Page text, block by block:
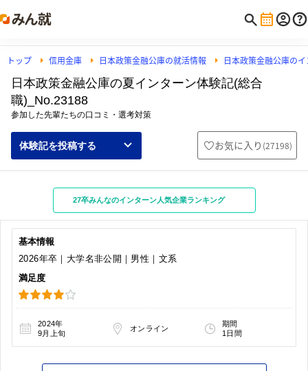
トップ 信用金庫 日本政策金融公庫の就活情報 日本政策金融公庫の
日本政策金融公庫の夏インターン体験記(総合
職)_No.23188
参加した先輩たちの口コミ・選考対策
体験記を投稿する お気に入り (27198)
27卒みんなのインターン人気企業ランキング
基本情報
2026年卒｜大学名非公開｜男性｜文系
満足度
2024年
9月上旬
オンライン
期間
1日間